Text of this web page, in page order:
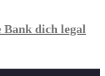
Bank dich legal